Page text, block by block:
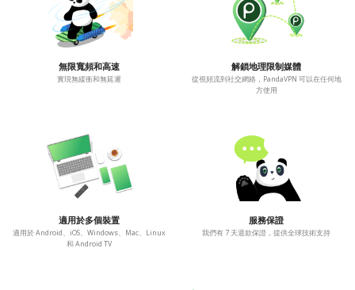
無限寬頻和高速
實現無緩衝和無延遲
解鎖地理限制媒體
從視頻流到社交網絡，PandaVPN 可以在任何地
方使用
適用於多個裝置
適用於 Android、iOS、Windows、Mac、Linux
和 Android TV
服務保證
我們有 7 天退款保證，提供全球技術支持